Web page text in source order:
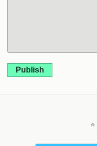
Publish